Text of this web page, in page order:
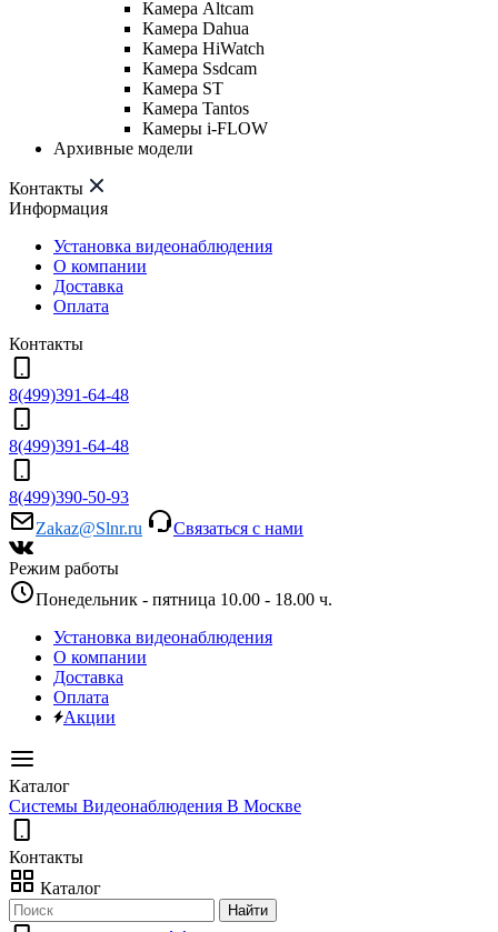
Камера Altcam
Камера Dahua
Камера HiWatch
Камера Ssdcam
Камера ST
Камера Tantos
Камеры i-FLOW
Архивные модели
Контакты
Информация
Установка видеонаблюдения
О компании
Доставка
Оплата
Контакты
8(499)391-64-48
8(499)391-64-48
8(499)390-50-93
Zakaz@Slnr.ru
Связаться с нами
Режим работы
Понедельник - пятница 10.00 - 18.00 ч.
Установка видеонаблюдения
О компании
Доставка
Оплата
Акции
Каталог
Системы Видеонаблюдения В Москве
Контакты
Каталог
Найти